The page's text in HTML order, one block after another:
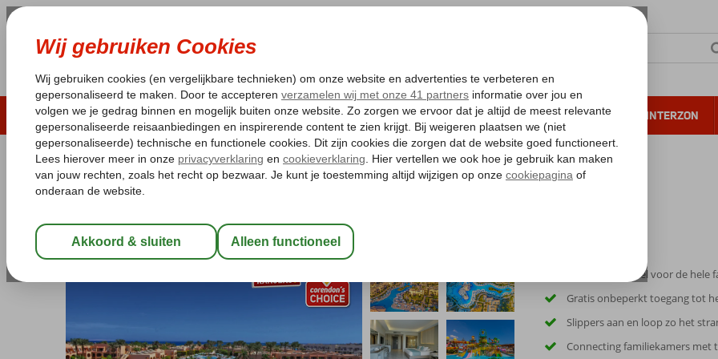
LAST MINUTE ZOMER 2026 ZONVAKANTIE VERRE REIZEN ALL INCLUSIVE WINTERZON
Pakketgarantie Laagsteprijsgarantie* Gratis annuleren*
Home
Egypte Rode Zee
Ali Baba Palace
All Inclusive Hotel
Fantastisch hotel voor de hele
Gratis onbeperkt toegang tot
Slippers aan en loop zo het
Connecting familiekamers met